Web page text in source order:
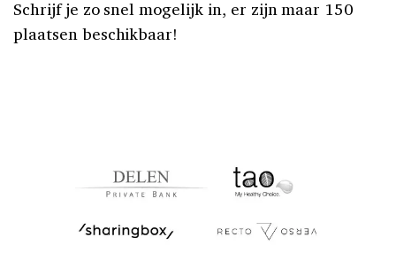
Schrijf je zo snel mogelijk in, er zijn maar 150
plaatsen beschikbaar!